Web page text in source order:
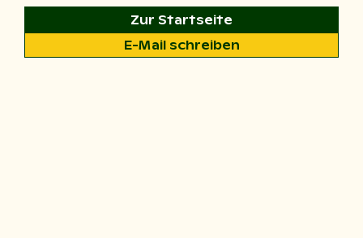
Zur Startseite
E-Mail schreiben